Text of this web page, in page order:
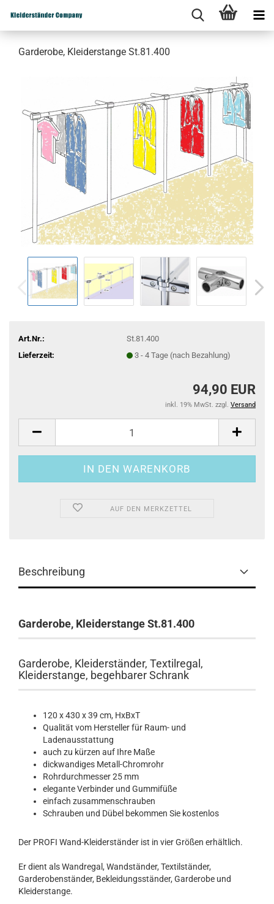
Garderobe, Kleiderstange St.81.400
Art.Nr.:
St.81.400
Lieferzeit:
3 - 4 Tage (nach Bezahlung)
94,90 EUR
inkl. 19% MwSt. zzgl. Versand
AUF DEN MERKZETTEL
Beschreibung
Garderobe, Kleiderstange St.81.400
Garderobe, Kleiderständer, Textilregal,
Kleiderstange, begehbarer Schrank
120 x 430 x 39 cm, HxBxT
Qualität vom Hersteller für Raum- und
Ladenausstattung
auch zu kürzen auf Ihre Maße
dickwandiges Metall-Chromrohr
Rohrdurchmesser 25 mm
elegante Verbinder und Gummifüße
einfach zusammenschrauben
Schrauben und Dübel bekommen Sie kostenlos
Der PROFI Wand-Kleiderständer ist in vier Größen erhältlich.
Er dient als Wandregal, Wandständer, Textilständer,
Garderobenständer, Bekleidungsständer, Garderobe und
Kleiderstange.